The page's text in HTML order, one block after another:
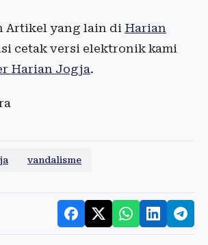
Artikel yang lain di Harian
cetak versi elektronik kami
Harian Jogja.
vandalisme